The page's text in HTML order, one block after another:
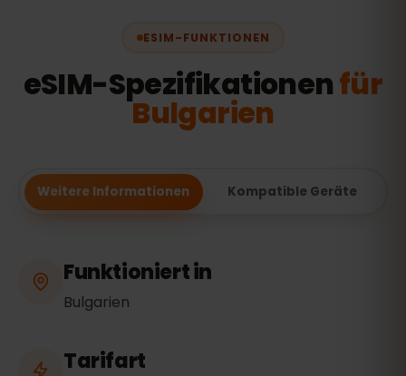
ESIM-FUNKTIONEN
eSIM-Spezifikationenfür
Bulgarien
Weitere Informationen Kompatible Geräte
Funktioniert in
Bulgarien
Tarifart